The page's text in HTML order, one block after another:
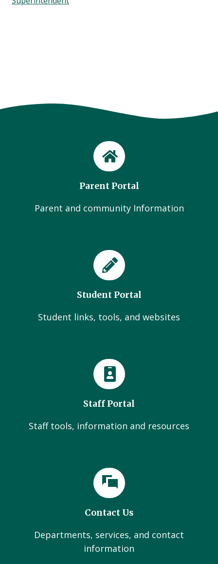
Parent Portal
Parent and community Information
Student Portal
Student links, tools, and websites
Staff Portal
Staff tools, information and resources
Contact Us
Departments, services, and contact
information